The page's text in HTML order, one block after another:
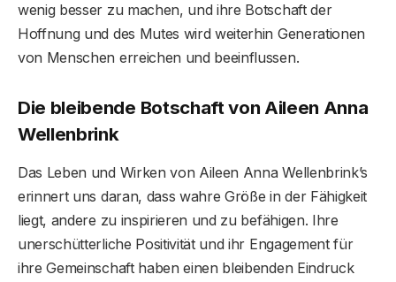
wenig besser zu machen, und ihre Botschaft der
Hoffnung und des Mutes wird weiterhin Generationen
von Menschen erreichen und beeinflussen.
Die bleibende Botschaft von Aileen Anna
Wellenbrink
Das Leben und Wirken von Aileen Anna Wellenbrink’s
erinnert uns daran, dass wahre Größe in der Fähigkeit
liegt, andere zu inspirieren und zu befähigen. Ihre
unerschütterliche Positivität und ihr Engagement für
ihre Gemeinschaft haben einen bleibenden Eindruck